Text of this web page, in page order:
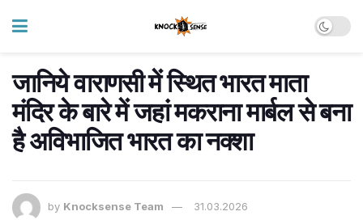
जानिये वाराणसी में स्थित भारत माता
मंदिर के बारे में जहां मकराना मार्बल से बना
है अविभाजित भारत का नक्शा
by Knocksense Team 31.03.2026